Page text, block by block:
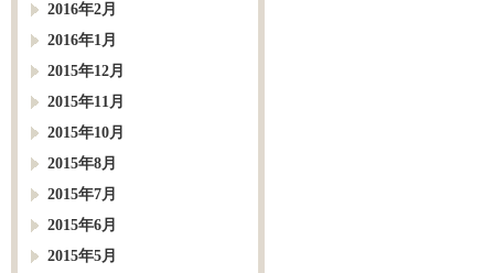
2016年2月
2016年1月
2015年12月
2015年11月
2015年10月
2015年8月
2015年7月
2015年6月
2015年5月